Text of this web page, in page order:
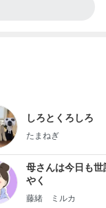
しろとくろしろ
たまねぎ
母さんは今日も世
やく
藤緒 ミルカ